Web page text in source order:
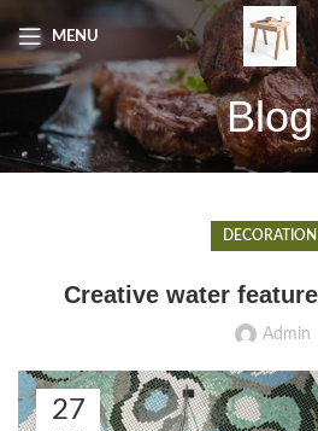
MENU
Blog
DECORATION
Creative water
Admin
27